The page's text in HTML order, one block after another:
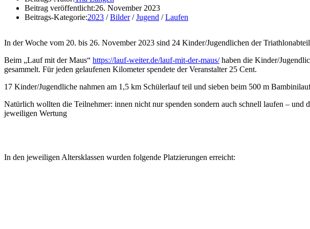
Beitrag veröffentlicht:26. November 2023
Beitrags-Kategorie:2023 / Bilder / Jugend / Laufen
In der Woche vom 20. bis 26. November 2023 sind 24 Kinder/Jugendlichen der
Beim „Lauf mit der Maus“ https://lauf-weiter.de/lauf-mit-der-maus/haben die Kinder/
gesammelt. Für jeden gelaufenen Kilometer spendete der Veranstalter 25 Cent.
17 Kinder/Jugendliche nahmen am 1,5 km Schülerlauf teil und sieben beim 500 m
Natürlich wollten die Teilnehmer: innen nicht nur spenden sondern auch schnell laufen –
jeweiligen Wertung
In den jeweiligen Altersklassen wurden folgende Platzierungen erreicht: